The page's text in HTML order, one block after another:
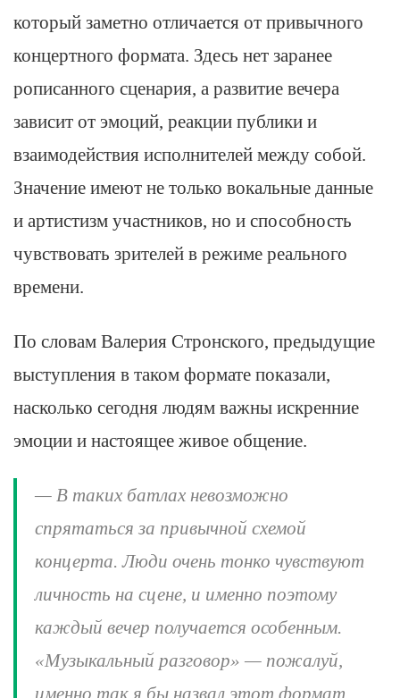
который заметно отличается от привычного
концертного формата. Здесь нет заранее
рописанного сценария, а развитие вечера
зависит от эмоций, реакции публики и
взаимодействия исполнителей между собой.
Значение имеют не только вокальные данные
и артистизм участников, но и способность
чувствовать зрителей в режиме реального
времени.
По словам Валерия Стронского, предыдущие
выступления в таком формате показали,
насколько сегодня людям важны искренние
эмоции и настоящее живое общение.
— В таких батлах невозможно
спрятаться за привычной схемой
концерта. Люди очень тонко чувствуют
личность на сцене, и именно поэтому
каждый вечер получается особенным.
«Музыкальный разговор» — пожалуй,
именно так я бы назвал этот формат,